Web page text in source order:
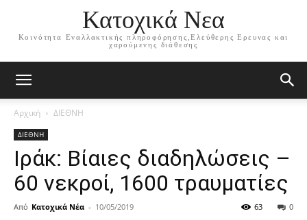
Κατοχικά Νεα
Κοινότητα Εναλλακτικής πληροφόρησης,Ελεύθερης Ερευνας και
χαρούμενης διάθεσης
Αρχική ΔΙΕΘΝΗ
ΔΙΕΘΝΗ
Ιράκ: Βίαιες διαδηλώσεις –
60 νεκροί, 1600 τραυματίες
Από Κατοχικά Νέα - 10/05/2019 0
63